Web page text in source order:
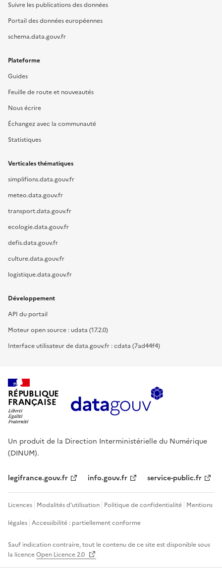
Suivre les publications des données
Portail des données européennes
schema.data.gouv.fr
Plateforme
Guides
Feuille de route et nouveautés
Nous écrire
Échangez avec la communauté
Statistiques
Verticales thématiques
simplifions.data.gouv.fr
meteo.data.gouv.fr
transport.data.gouv.fr
ecologie.data.gouv.fr
defis.data.gouv.fr
culture.data.gouv.fr
logistique.data.gouv.fr
Développement
API du portail
Moteur open source : udata (17.2.0)
Interface utilisateur de data.gouv.fr : cdata (7ad44f4)
RÉPUBLIQUE
FRANÇAISE
Un produit de la Direction Interministérielle du Numérique
(DINUM).
legifrance.gouv.fr info.gouv.fr service-public.fr
Licences Modalités d'utilisation Politique de confidentialité Mentions
légales Accessibilité : partiellement conforme
Sauf indication contraire, tout le contenu de ce site est disponible sous
la licenceOpen Licence 2.0